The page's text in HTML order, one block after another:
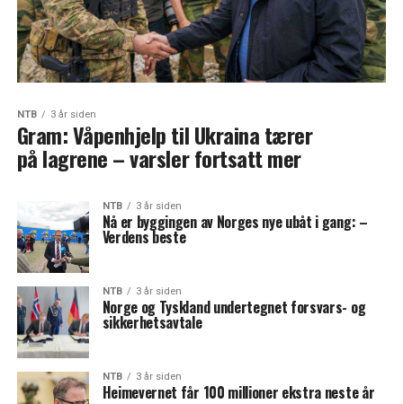
NTB 3 år siden
Gram: Våpenhjelp til Ukraina tærer
på lagrene – varsler fortsatt mer
NTB 3 år siden
Nå er byggingen av Norges nye ubåt i gang: –
Verdens beste
NTB 3 år siden
Norge og Tyskland undertegnet forsvars- og
sikkerhetsavtale
NTB 3 år siden
Heimevernet får 100 millioner ekstra neste år